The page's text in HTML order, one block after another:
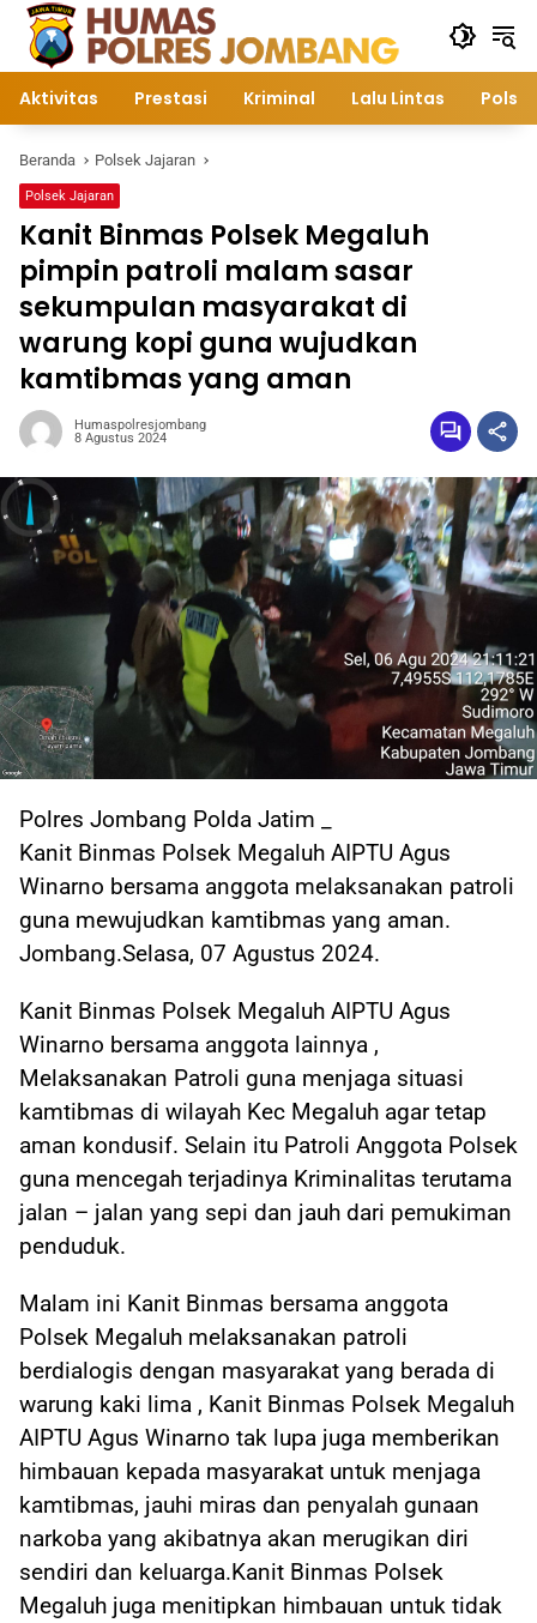
Langsung
konten
Aktivitas Prestasi Kriminal Lalu Lintas
Beranda Polsek Jajaran
Polsek Jajaran
Kanit Binmas Polsek Megaluh
pimpin patroli malam sasar
sekumpulan masyarakat di
warung kopi guna wujudkan
kamtibmas yang aman
Humaspolresjombang
8 Agustus 2024
Polres Jombang Polda Jatim _
Kanit Binmas Polsek Megaluh AIPTU Agus
Winarno bersama anggota melaksanakan patroli
guna mewujudkan kamtibmas yang aman.
Jombang.Selasa, 07 Agustus 2024.
Kanit Binmas Polsek Megaluh AIPTU Agus
Winarno bersama anggota lainnya ,
Melaksanakan Patroli guna menjaga situasi
kamtibmas di wilayah Kec Megaluh agar tetap
aman kondusif. Selain itu Patroli Anggota Polsek
guna mencegah terjadinya Kriminalitas terutama
jalan – jalan yang sepi dan jauh dari pemukiman
penduduk.
Malam ini Kanit Binmas bersama anggota
Polsek Megaluh melaksanakan patroli
berdialogis dengan masyarakat yang berada di
warung kaki lima , Kanit Binmas Polsek Megaluh
AIPTU Agus Winarno tak lupa juga memberikan
himbauan kepada masyarakat untuk menjaga
kamtibmas, jauhi miras dan penyalah gunaan
narkoba yang akibatnya akan merugikan diri
sendiri dan keluarga.Kanit Binmas Polsek
Megaluh juga menitipkan himbauan untuk tidak